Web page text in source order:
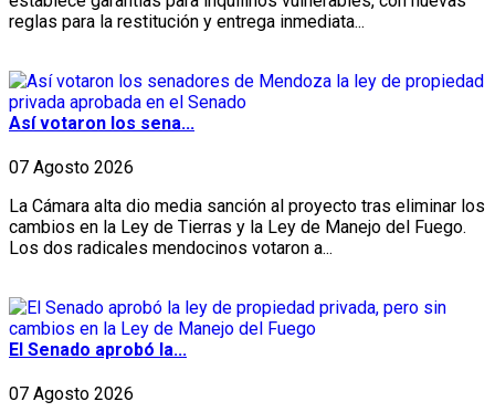
reglas para la restitución y entrega inmediata...
Así votaron los sena...
07 Agosto 2026
La Cámara alta dio media sanción al proyecto tras eliminar los
cambios en la Ley de Tierras y la Ley de Manejo del Fuego.
Los dos radicales mendocinos votaron a...
El Senado aprobó la...
07 Agosto 2026